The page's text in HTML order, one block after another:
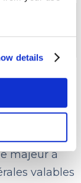
details
en
à
majeur à
valables